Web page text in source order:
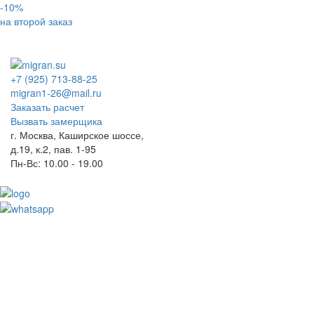
-10%
на второй заказ
+7 (925) 713-88-25
migran1-26@mail.ru
Заказать расчет
Вызвать замерщика
г. Москва, Каширское шоссе,
д.19, к.2, пав. 1-95
Пн-Вс: 10.00 - 19.00